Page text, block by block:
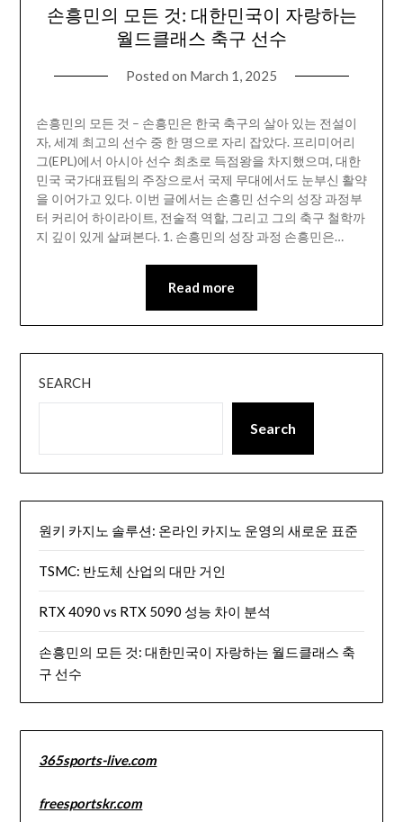
손흥민의 모든 것: 대한민국이 자랑하는
월드클래스 축구 선수
Posted on March 1, 2025
손흥민의 모든 것 – 손흥민은 한국 축구의 살아 있는 전설이
자, 세계 최고의 선수 중 한 명으로 자리 잡았다. 프리미어리
그(EPL)에서 아시아 선수 최초로 득점왕을 차지했으며, 대한
민국 국가대표팀의 주장으로서 국제 무대에서도 눈부신 활약
을 이어가고 있다. 이번 글에서는 손흥민 선수의 성장 과정부
터 커리어 하이라이트, 전술적 역할, 그리고 그의 축구 철학까
지 깊이 있게 살펴본다. 1. 손흥민의 성장 과정 손흥민은…
Read more
SEARCH
Search
원키 카지노 솔루션: 온라인 카지노 운영의 새로운 표준
TSMC: 반도체 산업의 대만 거인
RTX 4090 vs RTX 5090 성능 차이 분석
손흥민의 모든 것: 대한민국이 자랑하는 월드클래스 축
구 선수
365sports-live.com
freesportskr.com